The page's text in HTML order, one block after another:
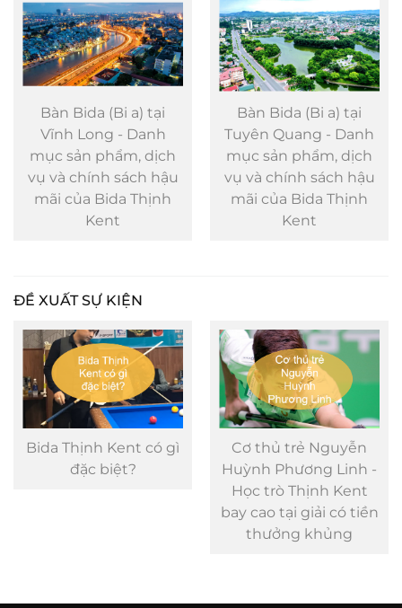
Bàn Bida (Bi a) tại
Vĩnh Long - Danh
mục sản phẩm, dịch
vụ và chính sách hậu
mãi của Bida Thịnh
Kent
Bàn Bida (Bi a) tại
Tuyên Quang - Danh
mục sản phẩm, dịch
vụ và chính sách hậu
mãi của Bida Thịnh
Kent
ĐỀ XUẤT SỰ KIỆN
Bida Thịnh Kent có gì
đặc biệt?
Cơ thủ trẻ Nguyễn
Huỳnh Phương Linh -
Học trò Thịnh Kent
bay cao tại giải có tiền
thưởng khủng